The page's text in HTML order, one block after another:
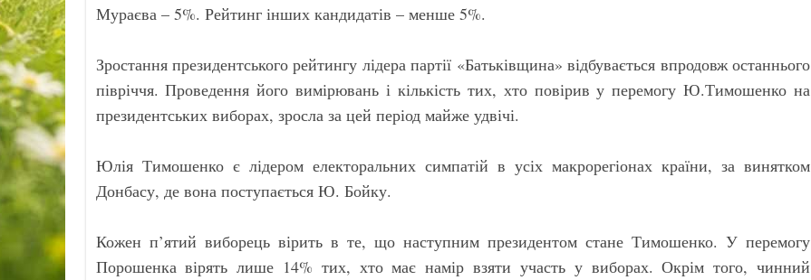
Мураєва – 5%. Рейтинг інших кандидатів – менше 5%.
Зростання президентського рейтингу лідера партії «Батьківщина» відбувається впродовж останнього
півріччя. Проведення його вимірювань і кількість тих, хто повірив у перемогу Ю.Тимошенко на
президентських виборах, зросла за цей період майже удвічі.
Юлія Тимошенко є лідером електоральних симпатій в усіх макрорегіонах країни, за винятком
Донбасу, де вона поступається Ю. Бойку.
Кожен п’ятий виборець вірить в те, що наступним президентом стане Тимошенко. У перемогу
Порошенка вірять лише 14% тих, хто має намір взяти участь у виборах. Окрім того, чинний